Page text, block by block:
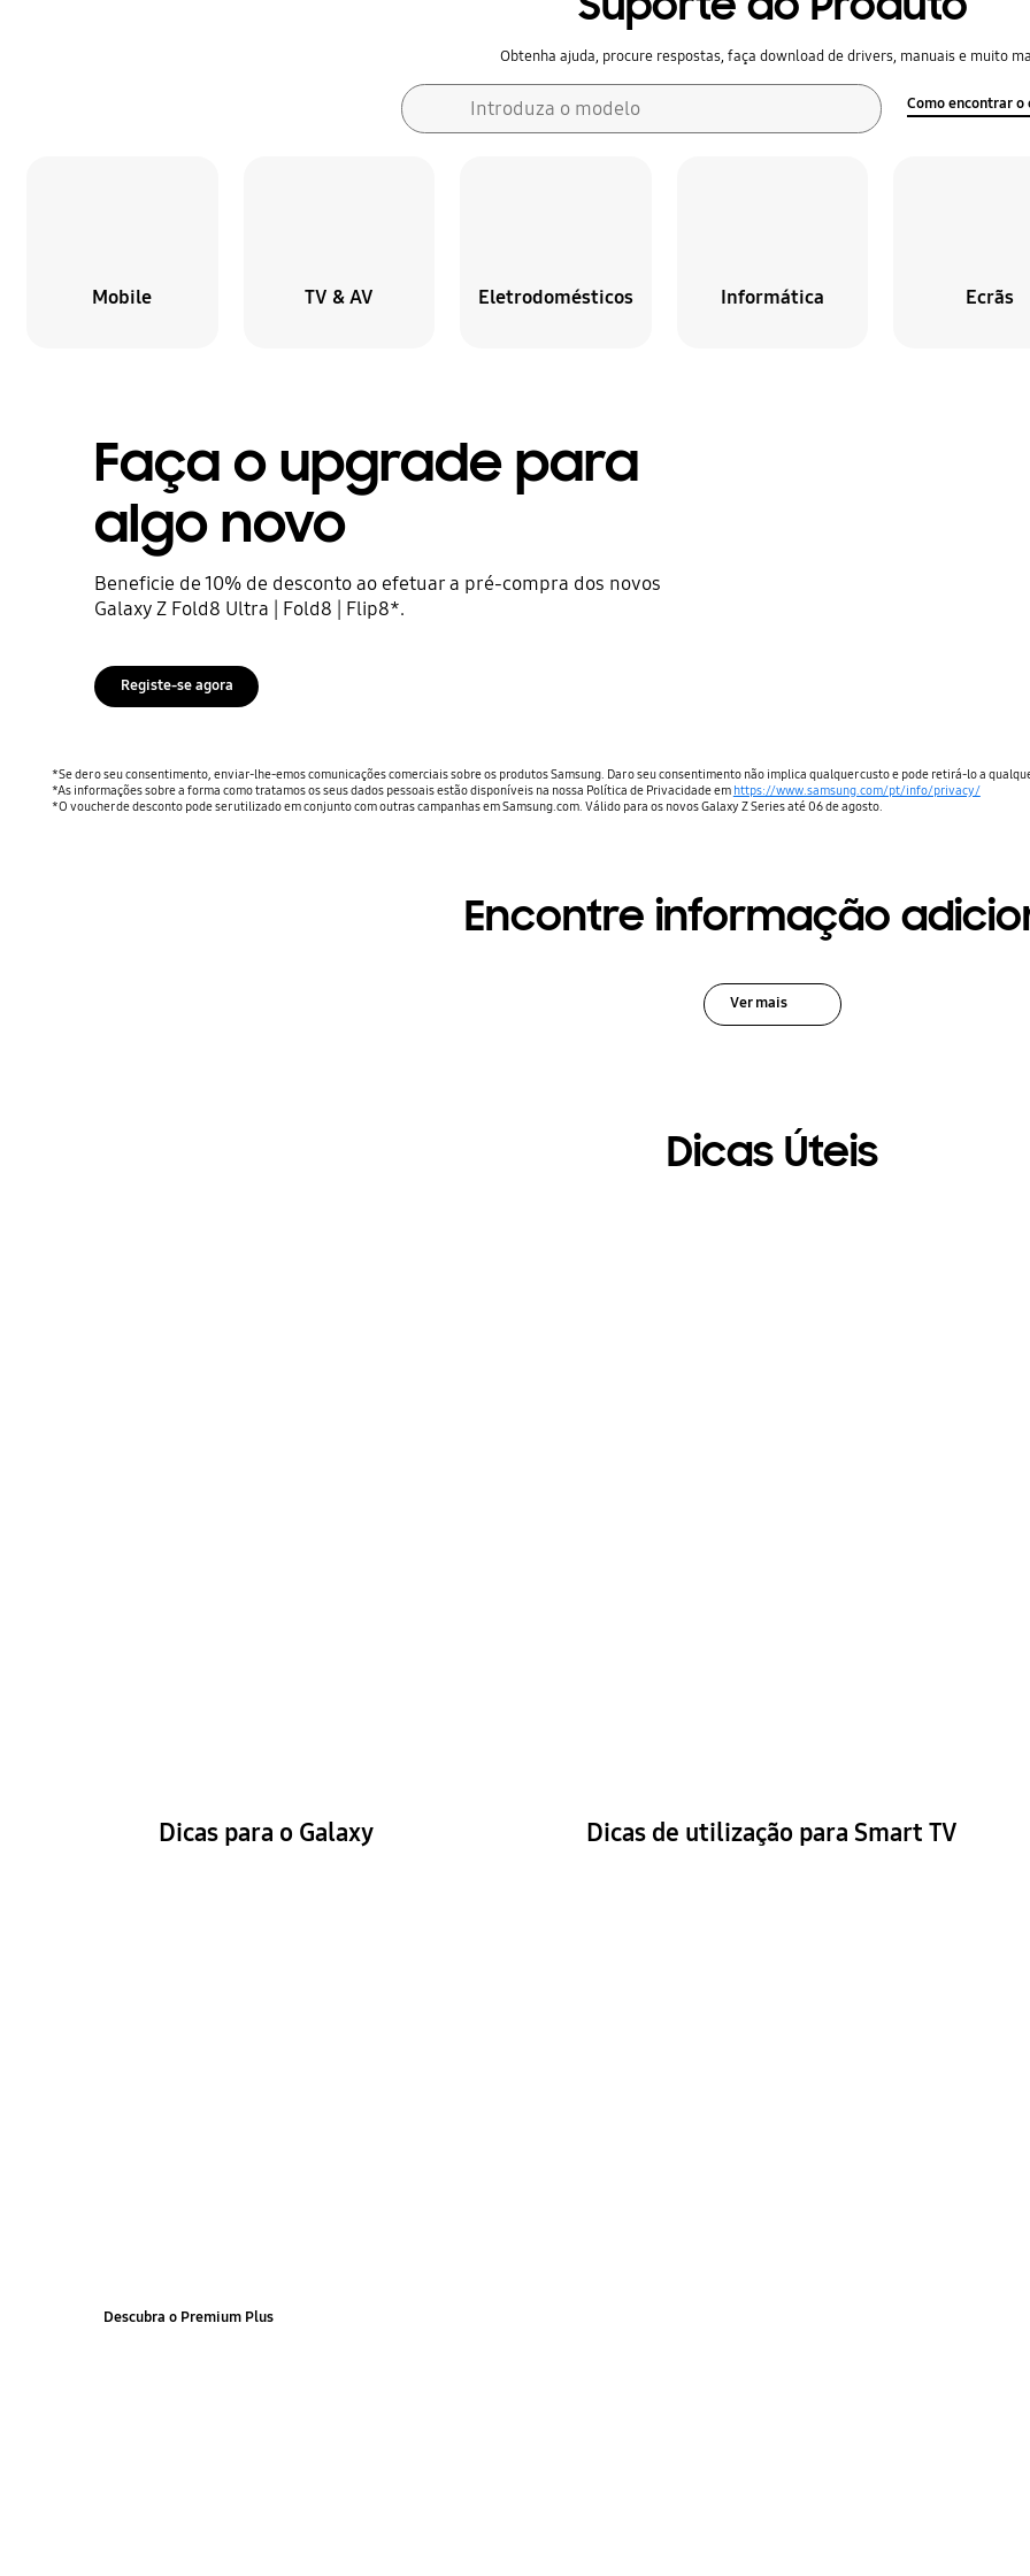
Obtenha ajuda, procure respostas, faça download de drivers, manuais e muito
Introduza o modelo Como encontrar o
Mobile TV & AV Eletrodomésticos Informática Ecrãs
Faça o upgrade para
algo novo
Beneficie de 10% de desconto ao efetuar a pré-compra dos novos
Galaxy Z Fold8 Ultra | Fold8 | Flip8*.
Registe-se agora
*Se der o seu consentimento, enviar-lhe-emos comunicações comerciais sobre os produtos Samsung. Dar o seu consentimento não implica qualquer custo e pode retirá-lo a
*As informações sobre a forma como tratamos os seus dados pessoais estão disponíveis na nossa Política de Privacidade em https://www.samsung.com/pt/info/privacy/
*O voucher de desconto pode ser utilizado em conjunto com outras campanhas em Samsung.com. Válido para os novos Galaxy Z Series até 06 de agosto.
Encontre informação
Ver mais
Dicas Úteis
Dicas para o Galaxy Dicas de utilização para Smart TV
Descubra o Premium Plus